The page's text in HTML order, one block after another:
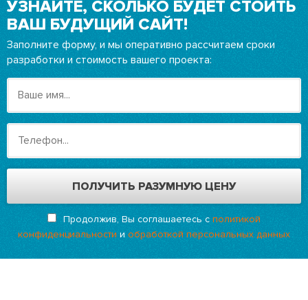
УЗНАЙТЕ, СКОЛЬКО БУДЕТ СТОИТЬ
ВАШ БУДУЩИЙ САЙТ!
Заполните форму, и мы оперативно рассчитаем сроки
разработки и стоимость вашего проекта:
Продолжив, Вы соглашаетесь с политикой
конфиденциальности и обработкой персональных данных